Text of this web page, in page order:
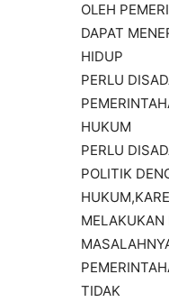
OLEH
DAPAT
HIDUP
PERLU
HUKUM
PERLU
POLITIK
MELAKUKAN
TIDAK